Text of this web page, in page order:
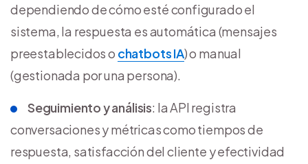
dependiendo de cómo esté configurado el
sistema, la respuesta es automática (mensajes
preestablecidos o chatbots IA) o manual
(gestionada por una persona).
Seguimiento y análisis: la API registra
conversaciones y métricas como tiempos de
respuesta, satisfacción del cliente y efectividad